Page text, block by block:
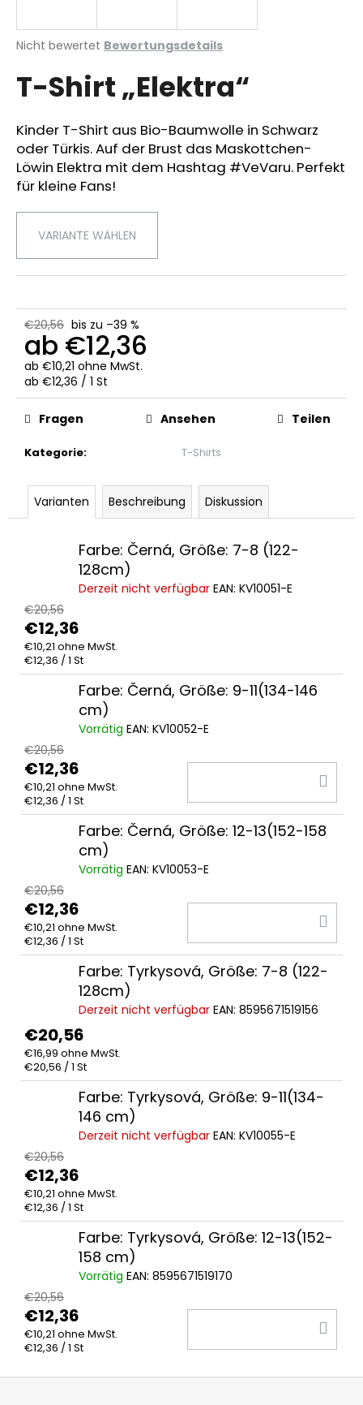
Die
Produktbewertung
von
5
Sternen.
Nicht bewertet Bewertungsdetails
T-Shirt „Elektra“
Kinder T-Shirt aus Bio-Baumwolle in Schwarz
oder Türkis. Auf der Brust das Maskottchen-
Löwin Elektra mit dem Hashtag #VeVaru. Perfekt
für kleine Fans!
VARIANTE WÄHLEN
€20,56 bis zu –39 %
ab €12,36
ab €10,21 ohne MwSt.
Verkaufspreis:
ab €12,36 / 1 St
Kategorie: T-Shirts
Fragen Ansehen Teilen
Varianten Beschreibung Diskussion
Farbe: Černá, Größe: 7-8 (122-
128cm)
Derzeit nicht verfügbar EAN: KV10051-E
€20,56
€12,36
€10,21 ohne MwSt.
Verkaufspreis:
€12,36 / 1 St
Farbe: Černá, Größe: 9-11(134-146
cm)
Vorrätig EAN: KV10052-E
€20,56
€12,36
€10,21 ohne MwSt.
Verkaufspreis:
€12,36 / 1 St
Farbe: Černá, Größe: 12-13(152-158
cm)
Vorrätig EAN: KV10053-E
€20,56
€12,36
€10,21 ohne MwSt.
Verkaufspreis:
€12,36 / 1 St
Farbe: Tyrkysová, Größe: 7-8 (122-
128cm)
Derzeit nicht verfügbar EAN: 8595671519156
€20,56
€16,99 ohne MwSt.
Verkaufspreis:
€20,56 / 1 St
Farbe: Tyrkysová, Größe: 9-11(134-
146 cm)
Derzeit nicht verfügbar EAN: KV10055-E
€20,56
€12,36
€10,21 ohne MwSt.
Verkaufspreis:
€12,36 / 1 St
Farbe: Tyrkysová, Größe: 12-13(152-
158 cm)
Vorrätig EAN: 8595671519170
€20,56
€12,36
€10,21 ohne MwSt.
Verkaufspreis:
€12,36 / 1 St
W
i
r
e
e
h
e
n
SCHWARZE
5-
PANEL-
CAP
F